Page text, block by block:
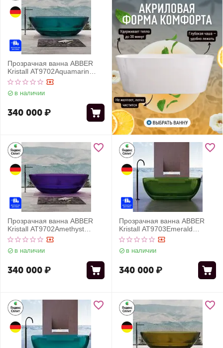
Прозрачная ванна ABBER
Kristall AT9702Aquamarin
бирюзовая
в наличии
340 000₽
Прозрачная ванна ABBER
Kristall AT9702Amethyst
фиолетовая
в наличии
340 000₽
Прозрачная ванна ABBER
Kristall AT9703Emerald
зеленая
в наличии
340 000₽